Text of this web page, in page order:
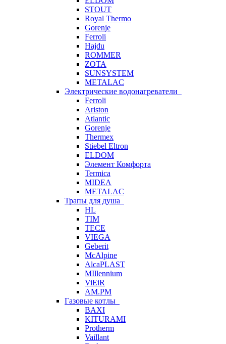
STOUT
Royal Thermo
Gorenje
Ferroli
Hajdu
ROMMER
ZOTA
SUNSYSTEM
METALAC
Электрические водонагреватели
Ferroli
Ariston
Atlantic
Gorenje
Thermex
Stiebel Eltron
ELDOM
Элемент Комфорта
Termica
MIDEA
METALAC
Трапы для душа
HL
TIM
TECE
VIEGA
Geberit
McAlpine
AlcaPLAST
MIllennium
ViEiR
AM.PM
Газовые котлы
BAXI
KITURAMI
Protherm
Vaillant